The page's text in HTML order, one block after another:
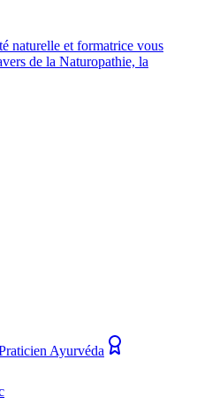
naturelle et formatrice vous
de la Naturopathie, la
Ayurvéda